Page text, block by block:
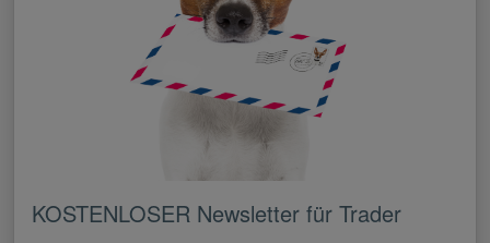
KOSTENLOSER Newsletter für Trader